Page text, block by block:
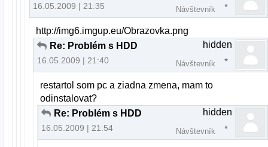
16.05.2009 | 21:35 Návštevník
http://img6.imgup.eu/Obrazovka.png
Re: Problém s HDD
16.05.2009 | 21:40
hidden
Návštevník
restartol som pc a ziadna zmena, mam to
odinstalovat?
Re: Problém s HDD
16.05.2009 | 21:54
hidden
Návštevník